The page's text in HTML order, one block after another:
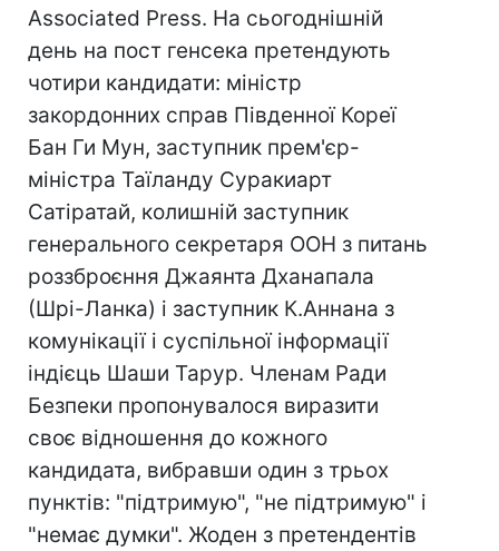
Associated Press. На сьогоднішній
день на пост генсека претендують
чотири кандидати: міністр
закордонних справ Південної Кореї
Бан Ги Мун, заступник прем'єр-
міністра Таїланду Суракиарт
Сатіратай, колишній заступник
генерального секретаря ООН з питань
роззброєння Джаянта Дханапала
(Шрі-Ланка) і заступник К.Аннана з
комунікації і суспільної інформації
індієць Шаши Тарур. Членам Ради
Безпеки пропонувалося виразити
своє відношення до кожного
кандидата, вибравши один з трьох
пунктів: "підтримую", "не підтримую" і
"немає думки". Жоден з претендентів